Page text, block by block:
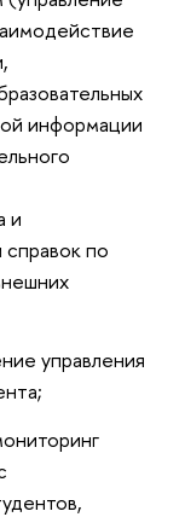
информации
и
справок по
управления